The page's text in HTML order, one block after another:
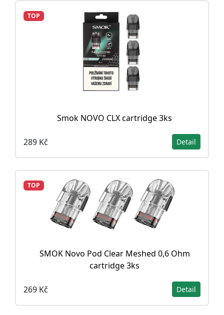
TOP
Smok NOVO CLX cartridge 3ks
289 Kč Detail
TOP
SMOK Novo Pod Clear Meshed 0,6 Ohm
cartridge 3ks
269 Kč Detail